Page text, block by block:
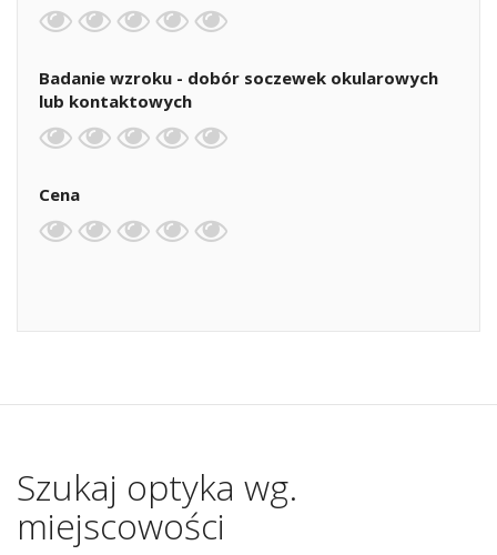
Badanie wzroku - dobór soczewek okularowych
lub kontaktowych
Cena
Szukaj optyka wg.
miejscowości